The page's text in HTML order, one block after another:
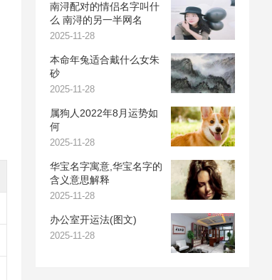
南浔配对的情侣名字叫什
么 南浔的另一半网名
2025-11-28
本命年兔适合戴什么女朱
砂
2025-11-28
属狗人2022年8月运势如
何
2025-11-28
华宝名字寓意,华宝名字的
含义意思解释
2025-11-28
办公室开运法(图文)
2025-11-28